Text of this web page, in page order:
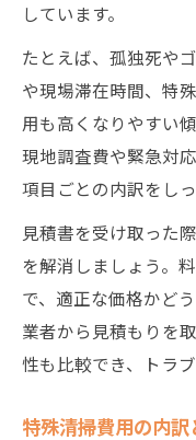
しています。
たとえば、孤独死や
や現場滞在時間、特
用も高くなりやすい
現地調査費や緊急対
項目ごとの内訳をし
見積書を受け取った
を解消しましょう。
で、適正な価格かど
業者から見積もりを
性も比較でき、トラ
特殊清掃費用の内